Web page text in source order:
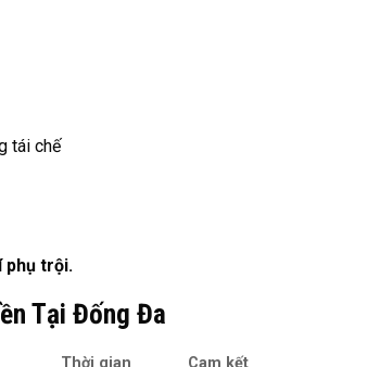
tái chế
phụ trội.
Tại Đống Đa
Thời gian
Cam kết